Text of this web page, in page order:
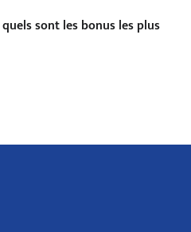
sont les bonus les plus